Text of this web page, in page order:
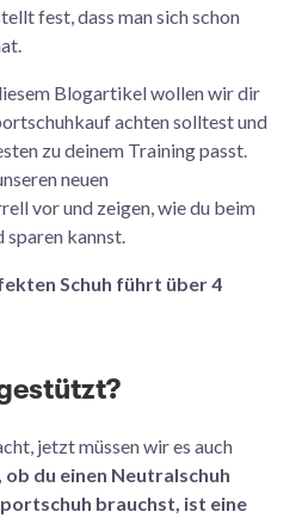
fest, dass man sich schon
Blogartikel wollen wir dir
achten solltest und
zu deinem Training passt.
neuen
vor und zeigen, wie du beim
kannst.
Schuh führt über 4
jetzt müssen wir es auch
ob du einen Neutralschuh
brauchst, ist eine